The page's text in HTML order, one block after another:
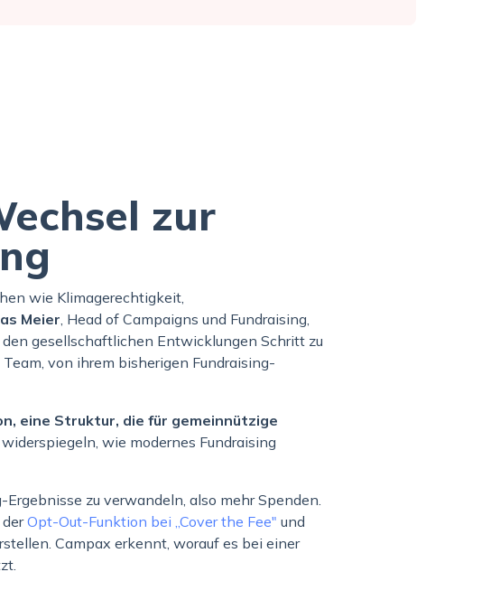
zur
wie Klimagerechtigkeit,
Meier, Head of Campaigns und Fundraising,
gesellschaftlichen Entwicklungen Schritt zu
von ihrem bisherigen Fundraising-
eine Struktur, die für gemeinnützige
wie modernes Fundraising
zu verwandeln, also mehr Spenden.
derOpt-Out-Funktion bei „Cover the Fee" und
Campax erkennt, worauf es bei einer